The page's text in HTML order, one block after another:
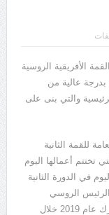
الأفريقية الروسية
عالية من
والتي بنى على
للقمة الثانية
تختتم أعمالها اليوم
في الدورة الثانية
الروسي
فلاديمير بوتين بإطلاق نسختها الأولى بشكل مشترك عام 2019 خلال